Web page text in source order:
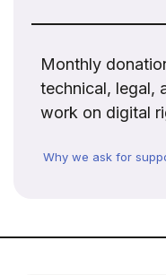
Monthly
technical, legal,
work on digital
Why we ask for